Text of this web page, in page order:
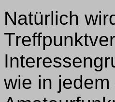
Natürlich
wie in